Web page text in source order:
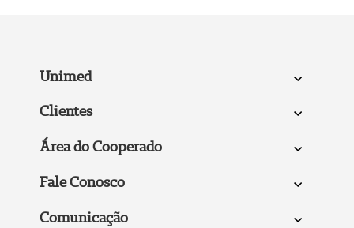
Unimed
Clientes
Área do Cooperado
Fale Conosco
Comunicação